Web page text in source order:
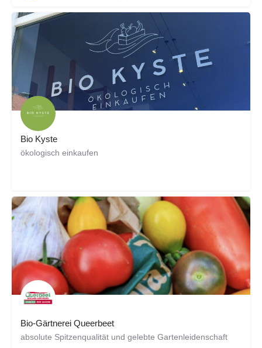
Bio Kyste
ökologisch einkaufen
Bio-Gärtnerei Queerbeet
absolute Spitzenqualität und gelebte Gartenleidenschaft